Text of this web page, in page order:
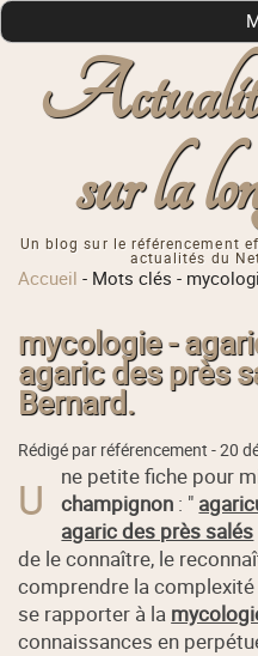
sur la
Un blog sur le référencement
actualités du
Accueil - Mots clés -
mycologie -
agaric des près
Bernard.
Rédigé par référencement -20
U
ne petite fiche pour
champignon : "
agaric des près salés
de le connaître, le
comprendre la
se rapporter à la
connaissances en